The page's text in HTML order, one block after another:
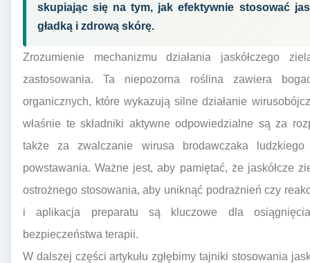
skupiając się na tym, jak efektywnie stosować
gładką i zdrową skórę.
Zrozumienie mechanizmu działania jaskółczego
zastosowania. Ta niepozorna roślina zawiera
organicznych, które wykazują silne działanie
właśnie te składniki aktywne odpowiedzialne są za
także za zwalczanie wirusa brodawczaka
powstawania. Ważne jest, aby pamiętać, że jaskółcze
ostrożnego stosowania, aby uniknąć podrażnień czy
i aplikacja preparatu są kluczowe dla
bezpieczeństwa terapii.
W dalszej części artykułu zgłębimy tajniki stosowania